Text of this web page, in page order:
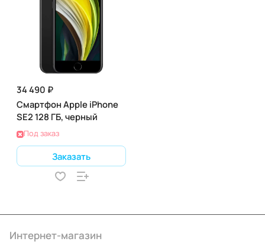
34 490 ₽
Смартфон Apple iPhone
SE2 128 ГБ, черный
Под заказ
Заказать
Интернет-магазин